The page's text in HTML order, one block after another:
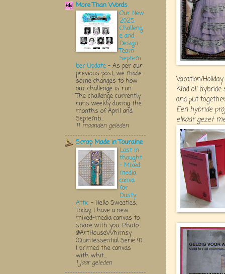
Vacation/
Kind of
and put
Een hybride
elkaar gezet
More Than Words
Our New
2025
Challeng
e and
Design
Team
Septem
ber Update - As per our
previous post, we made
some changes to how
our challenge is run.
The challenge currently
runs weekly during the
months of April and
Septemb...
11 maanden geleden
Scrap Made in Touraine
Lost in
thought
- Mixed
media
canva
for
Dusty
Attic - Hello Sweeties,
Today, I have a new
mixed-media canvas to
share with you. Photo:
@ArtHouseWhimsy
(Quintessential Serie 4)
I primed the canvas
with whit...
1 jaar geleden